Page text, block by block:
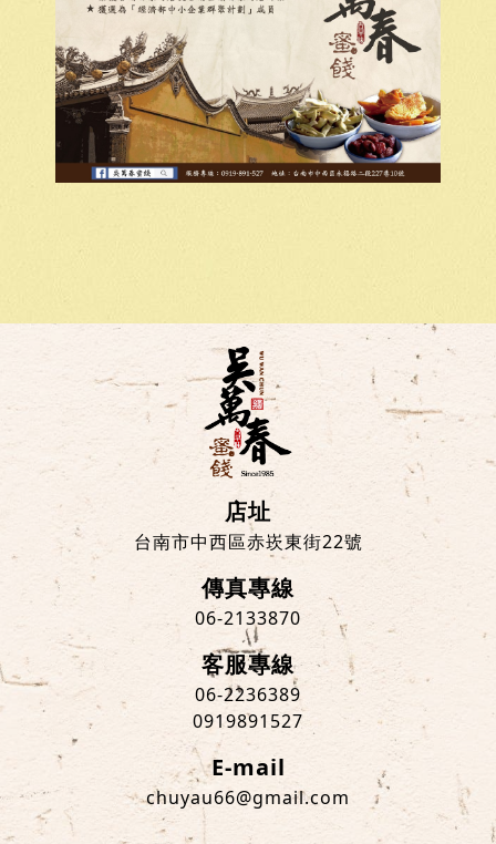
店址
台南市中西區赤崁東街22號
傳真專線
06-2133870
客服專線
06-2236389
0919891527
E-mail
chuyau66@gmail.com